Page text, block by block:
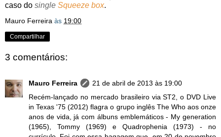
caso do single Squeeze box.
Mauro Ferreira às 19:00
Compartilhar
3 comentários:
Mauro Ferreira
21 de abril de 2013 às 19:00
Recém-lançado no mercado brasileiro via ST2, o DVD Live
in Texas '75 (2012) flagra o grupo inglês The Who aos onze
anos de vida, já com álbuns emblemáticos - My generation
(1965), Tommy (1969) e Quadrophenia (1973) - no